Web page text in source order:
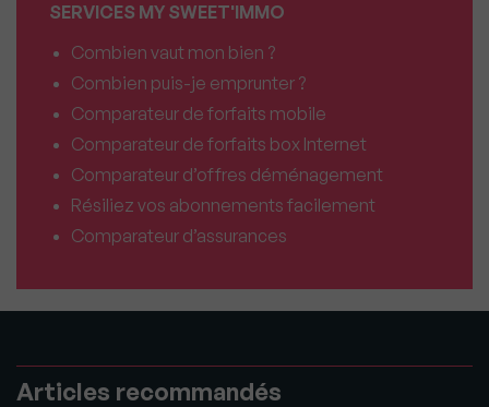
SERVICES MY SWEET'IMMO
Combien vaut mon bien ?
Combien puis-je emprunter ?
Comparateur de forfaits mobile
Comparateur de forfaits box Internet
Comparateur d’offres déménagement
Résiliez vos abonnements facilement
Comparateur d’assurances
Articles recommandés